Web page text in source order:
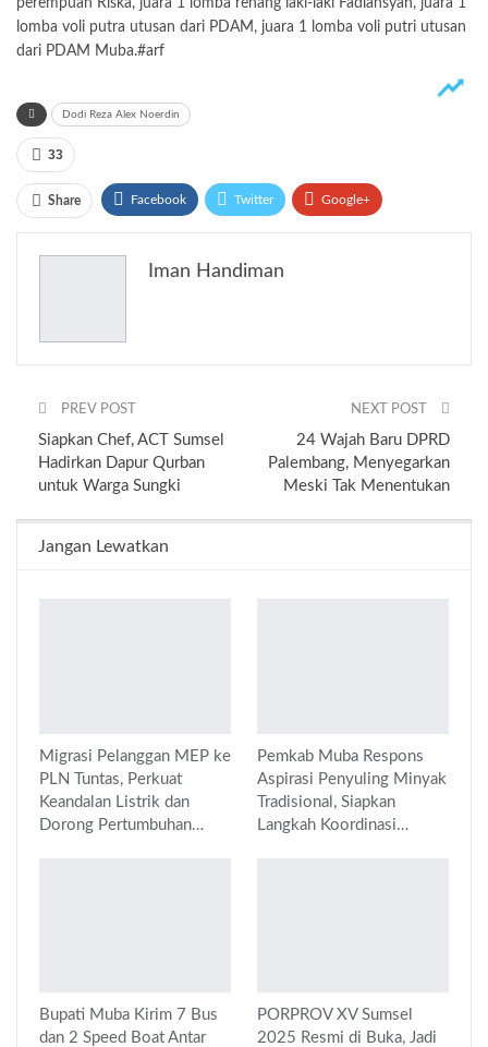
perempuan Riska, juara 1 lomba renang laki-laki Fadlansyah, juara 1
lomba voli putra utusan dari PDAM, juara 1 lomba voli putri utusan
dari PDAM Muba.#arf
Dodi Reza Alex Noerdin
33
Share Facebook Twitter Google+
Iman Handiman
PREV POST
Siapkan Chef, ACT Sumsel
Hadirkan Dapur Qurban
untuk Warga Sungki
NEXT POST
24 Wajah Baru DPRD
Palembang, Menyegarkan
Meski Tak Menentukan
Jangan Lewatkan
Migrasi Pelanggan MEP ke
PLN Tuntas, Perkuat
Keandalan Listrik dan
Dorong Pertumbuhan…
Pemkab Muba Respons
Aspirasi Penyuling Minyak
Tradisional, Siapkan
Langkah Koordinasi…
Bupati Muba Kirim 7 Bus
dan 2 Speed Boat Antar
PORPROV XV Sumsel
2025 Resmi di Buka, Jadi